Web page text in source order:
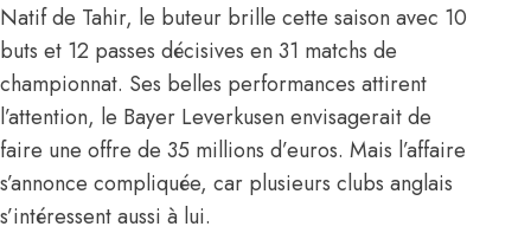
Natif de Tahir, le buteur brille cette saison avec 10
buts et 12 passes décisives en 31 matchs de
championnat. Ses belles performances attirent
l’attention, le Bayer Leverkusen envisagerait de
faire une offre de 35 millions d’euros. Mais l’affaire
s’annonce compliquée, car plusieurs clubs anglais
s’intéressent aussi à lui.